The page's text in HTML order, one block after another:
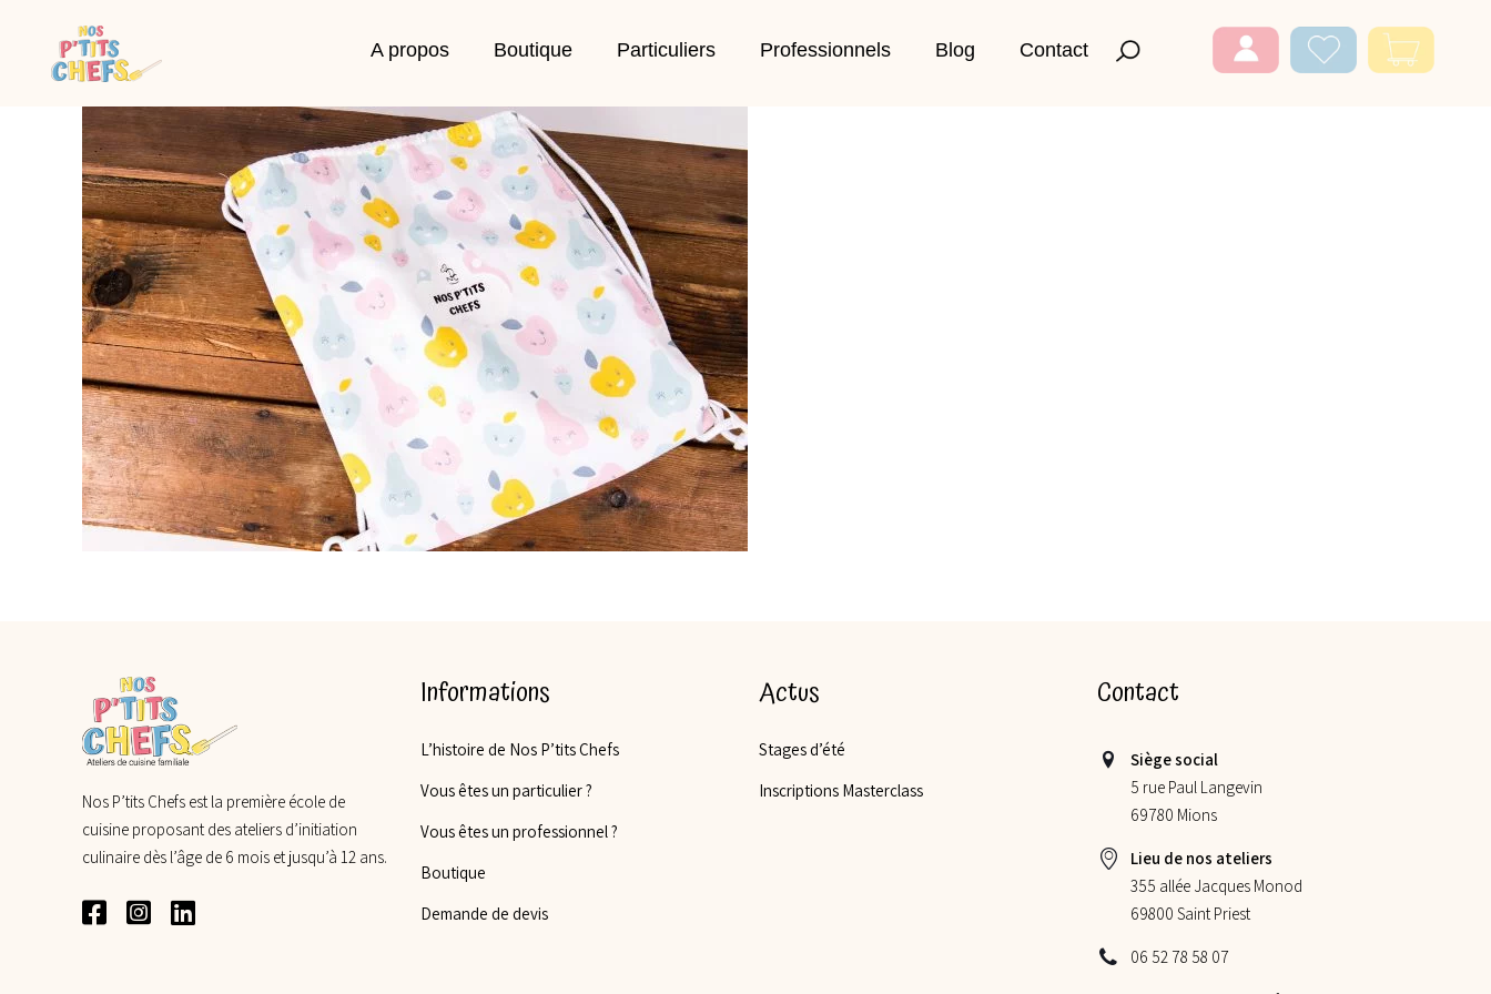
A propos Boutique Particuliers Professionnels Blog Contact
Nos P’tits Chefs est la première école de
cuisine proposant des ateliers d’initiation
culinaire dès l’âge de 6 mois et jusqu’à 12 ans.
Informations
L’histoire de Nos P’tits Chefs
Vous êtes un particulier ?
Vous êtes un professionnel ?
Boutique
Demande de devis
Actus
Stages d’été
Inscriptions Masterclass
Contact
Siège social
5 rue Paul Langevin
69780 Mions
Lieu de nos ateliers
355 allée Jacques Monod
69800 Saint Priest
06 52 78 58 07